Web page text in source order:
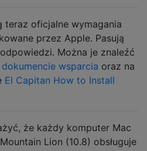
teraz oficjalne wymagania
przez Apple. Pasują
Można je znaleźć
wsparcia oraz na
El Capitan How to Install
że każdy komputer Mac
Lion (10.8) obsługuje